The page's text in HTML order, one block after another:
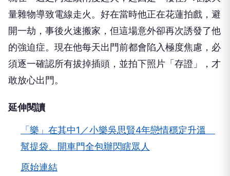
不料，今年六月底他剛搬進新租屋處，七月初地下室
就在一週之內連續兩度起火，起因是一樓住戶堆放大
量雜物導致電線走火。好在當時他正在花蓮拍戲，避
開一劫，事後火速搬家，但這場意外卻再次誘發了他
須逐一確認所有拔掉插頭，並拍下照片「存證」，才
敢放心出門。
延伸閱讀